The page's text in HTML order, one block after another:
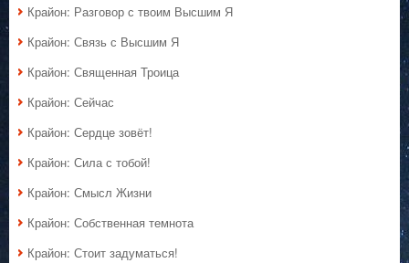
Крайон: Разговор с твоим Высшим Я
Крайон: Связь с Высшим Я
Крайон: Священная Троица
Крайон: Сейчас
Крайон: Сердце зовёт!
Крайон: Сила с тобой!
Крайон: Смысл Жизни
Крайон: Собственная темнота
Крайон: Стоит задуматься!